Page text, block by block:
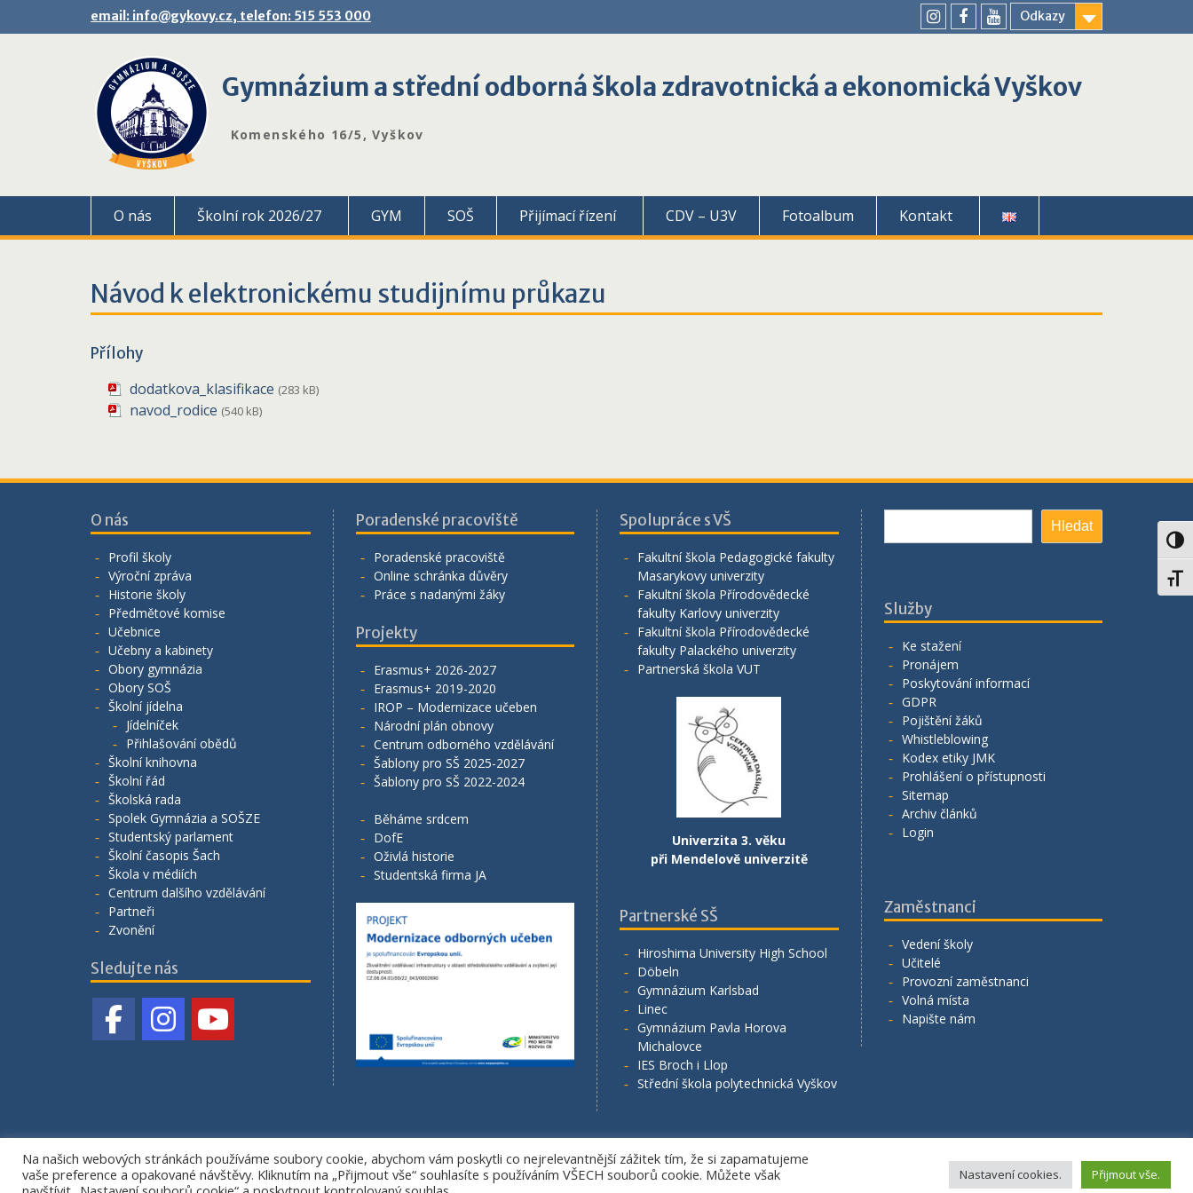
email: info@gykovy.cz, telefon: 515 553 000 Odkazy
youtube
Gymnázium a střední odborná škola zdravotnická a ekonomická Vyškov
Komenského 16/5, Vyškov
O nás Školní rok 2026/27 GYM SOŠ Přijímací řízení CDV – U3V Fotoalbum Kontakt
Návod k elektronickému studijnímu průkazu
Přílohy
dodatkova_klasifikace (283 kB)
navod_rodice (540 kB)
O nás
Profil školy
Výroční zpráva
Historie školy
Předmětové komise
Učebnice
Učebny a kabinety
Obory gymnázia
Obory SOŠ
Školní jídelna
Jídelníček
Přihlašování obědů
Školní knihovna
Školní řád
Školská rada
Spolek Gymnázia a SOŠZE
Studentský parlament
Školní časopis Šach
Škola v médiích
Centrum dalšího vzdělávání
Partneři
Zvonění
Sledujte nás
Poradenské pracoviště
Poradenské pracoviště
Online schránka důvěry
Práce s nadanými žáky
Projekty
Erasmus+ 2026-2027
Erasmus+ 2019-2020
IROP – Modernizace učeben
Národní plán obnovy
Centrum odborného vzdělávání
Šablony pro SŠ 2025-2027
Šablony pro SŠ 2022-2024
Běháme srdcem
DofE
Oživlá historie
Studentská firma JA
Spolupráce s VŠ
Fakultní škola Pedagogické fakulty
Masarykovy univerzity
Fakultní škola Přírodovědecké
fakulty Karlovy univerzity
Fakultní škola Přírodovědecké
fakulty Palackého univerzity
Partnerská škola VUT
Univerzita 3. věku
při Mendelově univerzitě
Partnerské SŠ
Hiroshima University High School
Döbeln
Gymnázium Karlsbad
Linec
Gymnázium Pavla Horova
Michalovce
IES Broch i Llop
Střední škola polytechnická Vyškov
Hledat
Služby
Ke stažení
Pronájem
Poskytování informací
GDPR
Pojištění žáků
Whistleblowing
Kodex etiky JMK
Prohlášení o přístupnosti
Sitemap
Archiv článků
Login
Zaměstnanci
Vedení školy
Učitelé
Provozní zaměstnanci
Volná místa
Napište nám
Copyright. All rights reserved.
Proudly powered by WordPress
Na našich webových stránkách používáme soubory cookie, abychom vám poskytli co nejrelevantnější zážitek tím, že si zapamatujeme
vaše preference a opakované návštěvy. Kliknutím na „Přijmout vše“ souhlasíte s používáním VŠECH souborů cookie. Můžete však
Nastavení cookies. Přijmout vše.